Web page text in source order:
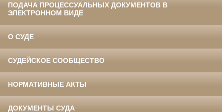
ПОДАЧА ПРОЦЕССУАЛЬНЫХ ДОКУМЕНТОВ В
ЭЛЕКТРОННОМ ВИДЕ
О СУДЕ
СУДЕЙСКОЕ СООБЩЕСТВО
НОРМАТИВНЫЕ АКТЫ
ДОКУМЕНТЫ СУДА